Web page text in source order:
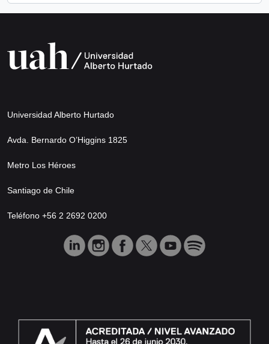
Universidad Alberto Hurtado
Avda. Bernardo O’Higgins 1825
Metro Los Héroes
Santiago de Chile
Teléfono +56 2 2692 0200